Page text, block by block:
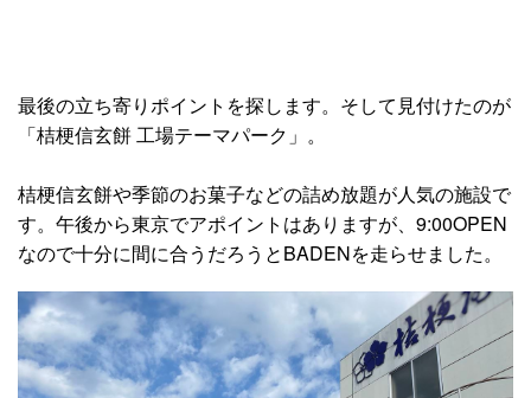
最後の立ち寄りポイントを探します。そして見付けたのが
「桔梗信玄餅 工場テーマパーク」。
桔梗信玄餅や季節のお菓子などの詰め放題が人気の施設で
す。午後から東京でアポイントはありますが、9:00OPEN
なので十分に間に合うだろうとBADENを走らせました。